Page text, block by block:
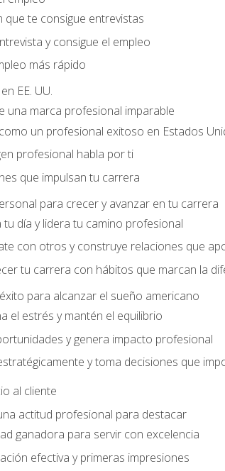
que te consigue entrevistas
y consigue el empleo
más rápido
EE. UU.
una marca profesional imparable
un profesional exitoso en Estados
profesional habla por ti
que impulsan tu carrera
para crecer y avanzar en tu carrera
tu día y lidera tu camino profesional
con otros y construye relaciones que
tu carrera con hábitos que marcan la
para alcanzar el sueño americano
el estrés y mantén el equilibrio
y genera impacto profesional
y toma decisiones que
al cliente
actitud profesional para destacar
ganadora para servir con excelencia
efectiva y primeras impresiones